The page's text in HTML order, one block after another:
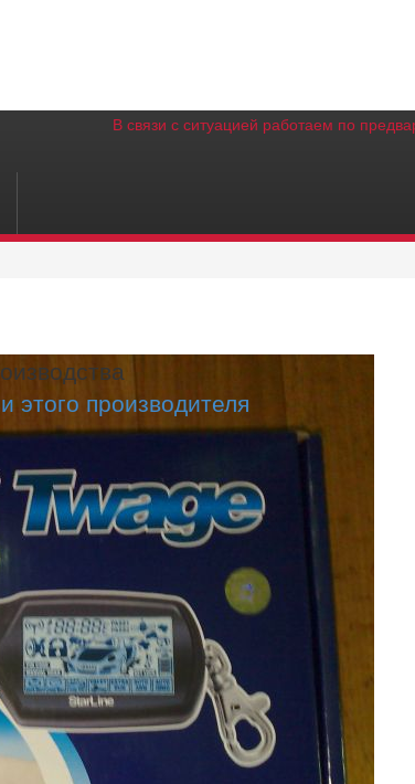
В связи с ситуацией работаем по
этого производителя